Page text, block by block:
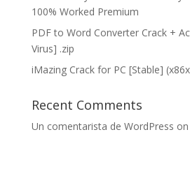
100% Worked Premium
PDF to Word Converter Crack +
Virus] .zip
iMazing Crack for PC [Stable]
Recent Comments
Un comentarista de WordPress on